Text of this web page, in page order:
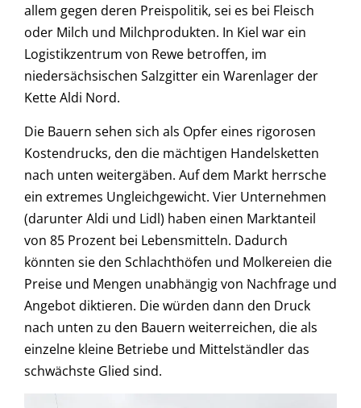
allem gegen deren Preispolitik, sei es bei Fleisch
oder Milch und Milchprodukten. In Kiel war ein
Logistikzentrum von Rewe betroffen, im
niedersächsischen Salzgitter ein Warenlager der
Kette Aldi Nord.
Die Bauern sehen sich als Opfer eines rigorosen
Kostendrucks, den die mächtigen Handelsketten
nach unten weitergäben. Auf dem Markt herrsche
ein extremes Ungleichgewicht. Vier Unternehmen
(darunter Aldi und Lidl) haben einen Marktanteil
von 85 Prozent bei Lebensmitteln. Dadurch
könnten sie den Schlachthöfen und Molkereien die
Preise und Mengen unabhängig von Nachfrage und
Angebot diktieren. Die würden dann den Druck
nach unten zu den Bauern weiterreichen, die als
einzelne kleine Betriebe und Mittelständler das
schwächste Glied sind.